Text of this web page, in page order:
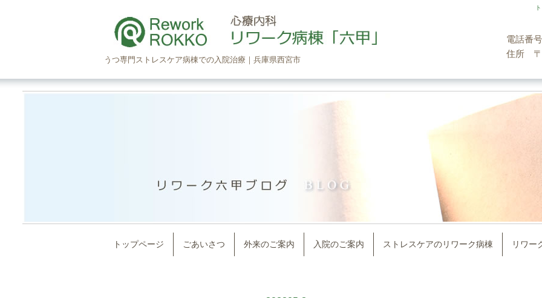
うつ専門ストレスケア病棟での入院治療｜兵庫県西宮市
電話番
住所 〒
トップページ ごあいさつ 外来のご案内 入院のご案内 ストレスケアのリワーク病棟 リワー